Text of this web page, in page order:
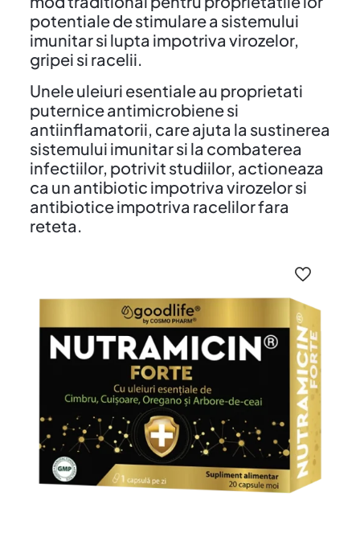
potentiale de stimulare a sistemului
imunitar si lupta impotriva virozelor,
gripei si racelii.
Unele uleiuri esentiale au proprietati
puternice antimicrobiene si
antiinflamatorii, care ajuta la sustinerea
sistemului imunitar si la combaterea
infectiilor, potrivit studiilor, actioneaza
ca un antibiotic impotriva virozelor si
antibiotice impotriva racelilor fara
reteta.